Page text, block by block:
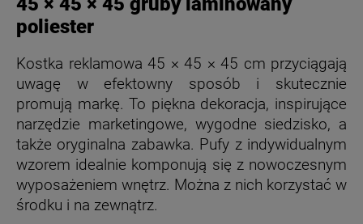
poliester
Kostka reklamowa 45 × 45 × 45 cm przyciągają
uwagę w efektowny sposób i skutecznie
promują markę. To piękna dekoracja, inspirujące
narzędzie marketingowe, wygodne siedzisko, a
także oryginalna zabawka. Pufy z indywidualnym
wzorem idealnie komponują się z nowoczesnym
wyposażeniem wnętrz. Można z nich korzystać w
środku i na zewnątrz.